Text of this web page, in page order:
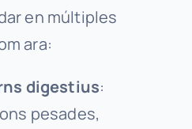
en múltiples
ara:
digestius:
pesades,